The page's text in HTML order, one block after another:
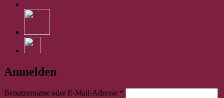
Anmelden
Benutzername oder E-Mail-Adresse *